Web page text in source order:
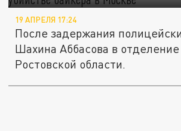
19 АПРЕЛЯ 17:24
После задержания
Шахина Аббасова в
Ростовской области.